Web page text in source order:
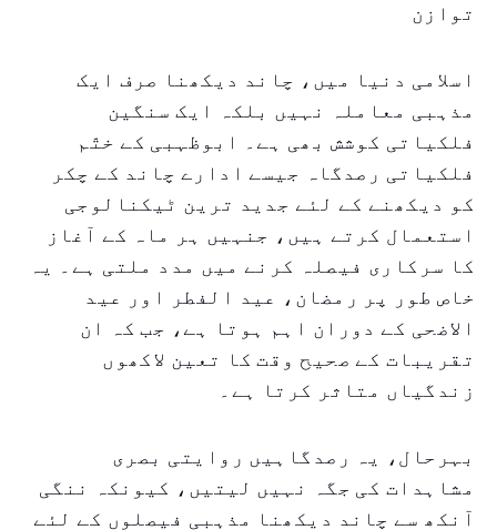
توازن
اسلامی دنیا میں، چاند دیکھنا صرف ایک
مذہبی معاملہ نہیں بلکہ ایک سنگین
فلکیاتی کوشش بھی ہے۔ ابوظہبی کے ختّم
فلکیاتی رصدگاہ جیسے ادارے چاند کے چکر
کو دیکھنے کے لئے جدید ترین ٹیکنالوجی
استعمال کرتے ہیں، جنہیں ہر ماہ کے آغاز
کا سرکاری فیصلہ کرنے میں مدد ملتی ہے۔ یہ
خاص طور پر رمضان، عید الفطر اور عید
الاضحی کے دوران اہم ہوتا ہے، جب کہ ان
تقریبات کے صحیح وقت کا تعین لاکھوں
زندگیاں متاثر کرتا ہے۔
بہرحال، یہ رصدگاہیں روایتی بصری
مشاہدات کی جگہ نہیں لیتیں، کیونکہ ننگی
آنکھ سے چاند دیکھنا مذہبی فیصلوں کے لئے